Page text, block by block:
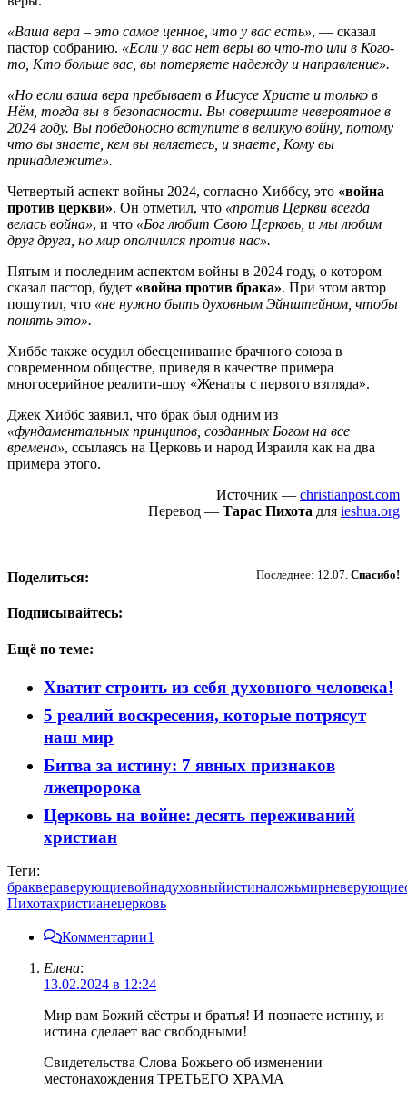
«Ваша вера – это самое ценное, что у вас есть», — сказал
пастор собранию. «Если у вас нет веры во что-то или в Кого-
то, Кто больше вас, вы потеряете надежду и направление».
«Но если ваша вера пребывает в Иисусе Христе и только в
Нём, тогда вы в безопасности. Вы совершите невероятное в
2024 году. Вы победоносно вступите в великую войну, потому
что вы знаете, кем вы являетесь, и знаете, Кому вы
принадлежите».
Четвертый аспект войны 2024, согласно Хиббсу, это «война
против церкви». Он отметил, что «против Церкви всегда
велась война», и что «Бог любит Свою Церковь, и мы любим
друг друга, но мир ополчился против нас».
Пятым и последним аспектом войны в 2024 году, о котором
сказал пастор, будет «война против брака». При этом автор
пошутил, что «не нужно быть духовным Эйнштейном, чтобы
понять это».
Хиббс также осудил обесценивание брачного союза в
современном обществе, приведя в качестве примера
многосерийное реалити-шоу «Женаты с первого взгляда».
Джек Хиббс заявил, что брак был одним из
«фундаментальных принципов, созданных Богом на все
времена», ссылаясь на Церковь и народ Израиля как на два
примера этого.
Источник — christianpost.com
Перевод — Тарас Пихота для ieshua.org
Последнее: 12.07. Спасибо!
Поделиться:
Подписывайтесь:
Ещё по теме:
Хватит строить из себя духовного человека!
5 реалий воскресения, которые потрясут
наш мир
Битва за истину: 7 явных признаков
лжепророка
Церковь на войне: десять переживаний
христиан
Теги:
браквераверующиевойнадуховныйистиналожьмирневерующие
Пихотахристианецерковь
Комментарии1
Елена:
13.02.2024 в 12:24
Мир вам Божий сёстры и братья! И познаете истину, и
истина сделает вас свободными!
Свидетельства Слова Божьего об изменении
местонахождения ТРЕТЬЕГО ХРАМА